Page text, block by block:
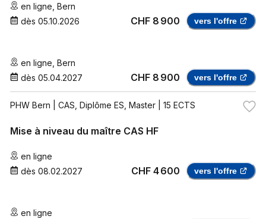
en ligne Bern
dès 05.10.2026 CHF 8 900 vers l'offre
en ligne Bern
dès 05.04.2027 CHF 8 900 vers l'offre
PHW Bern | CAS, Diplôme ES, Master | 15 ECTS
Mise à niveau du maître CAS HF
en ligne
dès 08.02.2027 CHF 4 600 vers l'offre
en ligne